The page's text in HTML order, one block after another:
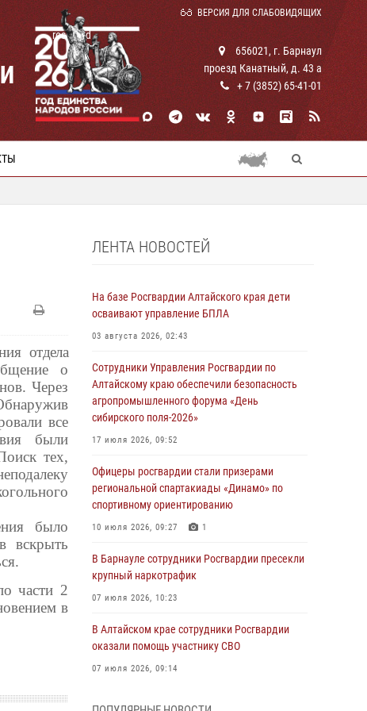
ВЕРСИЯ ДЛЯ СЛАБОВИДЯЩИХ
rosguard
656021, г. Барнаул
проезд Канатный, д. 43 а
+ 7 (3852) 65-41-01
отдела
о
Через
все
были
тех,
было
вскрыть
части 2
в
ЛЕНТА НОВОСТЕЙ
На базе Росгвардии Алтайского края дети
осваивают управление БПЛА
03 августа 2026, 02:43
Сотрудники Управления Росгвардии по
Алтайскому краю обеспечили безопасность
агропромышленного форума «День
сибирского поля-2026»
17 июля 2026, 09:52
Офицеры росгвардии стали призерами
региональной спартакиады «Динамо» по
спортивному ориентированию
10 июля 2026, 09:27 1
В Барнауле сотрудники Росгвардии пресекли
крупный наркотрафик
07 июля 2026, 10:23
В Алтайском крае сотрудники Росгвардии
оказали помощь участнику СВО
07 июля 2026, 09:14